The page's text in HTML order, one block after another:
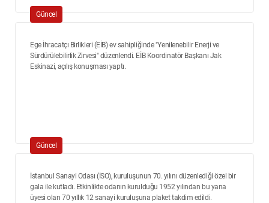
Güncel
Ege İhracatçı Birlikleri (EİB) ev sahipliğinde "Yenilenebilir Enerji ve
Sürdürülebilirlik Zirvesi" düzenlendi. EİB Koordinatör Başkanı Jak
Eskinazi, açılış konuşması yaptı.
Güncel
İstanbul Sanayi Odası (İSO), kuruluşunun 70. yılını düzenlediği özel bir
gala ile kutladı. Etkinlikte odanın kurulduğu 1952 yılından bu yana
üyesi olan 70 yıllık 12 sanayi kuruluşuna plaket takdim edildi.